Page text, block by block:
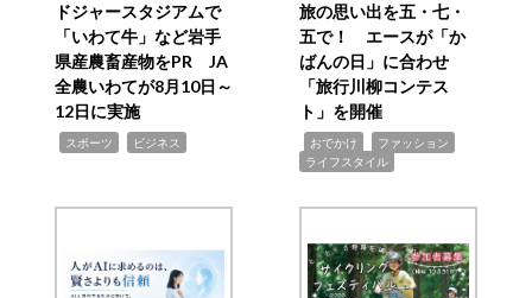
ドジャースタジアムで
「いわて牛」など岩手
県産農畜産物をPR JA
全農いわてが8月10日～
12日に実施
スポーツ ビジネス
旅の思い出を五・七・
五で！ エースが「か
ばんの日」に合わせ
「旅行川柳コンテス
ト」を開催
おでかけ ファッション
ライフスタイル